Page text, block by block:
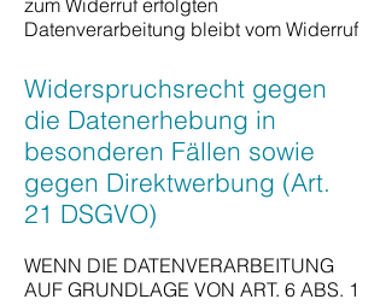
zum Widerruf erfolgten
Datenverarbeitung bleibt vom Widerruf
Widerspruchsrecht gegen
die Datenerhebung in
besonderen Fällen sowie
gegen Direktwerbung (Art.
21 DSGVO)
WENN DIE DATENVERARBEITUNG
AUF GRUNDLAGE VON ART. 6 ABS. 1